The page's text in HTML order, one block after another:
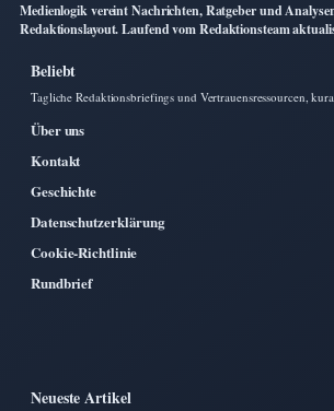
Medienlogik vereint Nachrichten, Ratgeber und
Redaktionslayout. Laufend vom Redaktionsteam
Beliebt
Tagliche Redaktionsbriefings und Vertrauensressourcen,
Über uns
Kontakt
Geschichte
Datenschutzerklärung
Cookie-Richtlinie
Rundbrief
Neueste Artikel